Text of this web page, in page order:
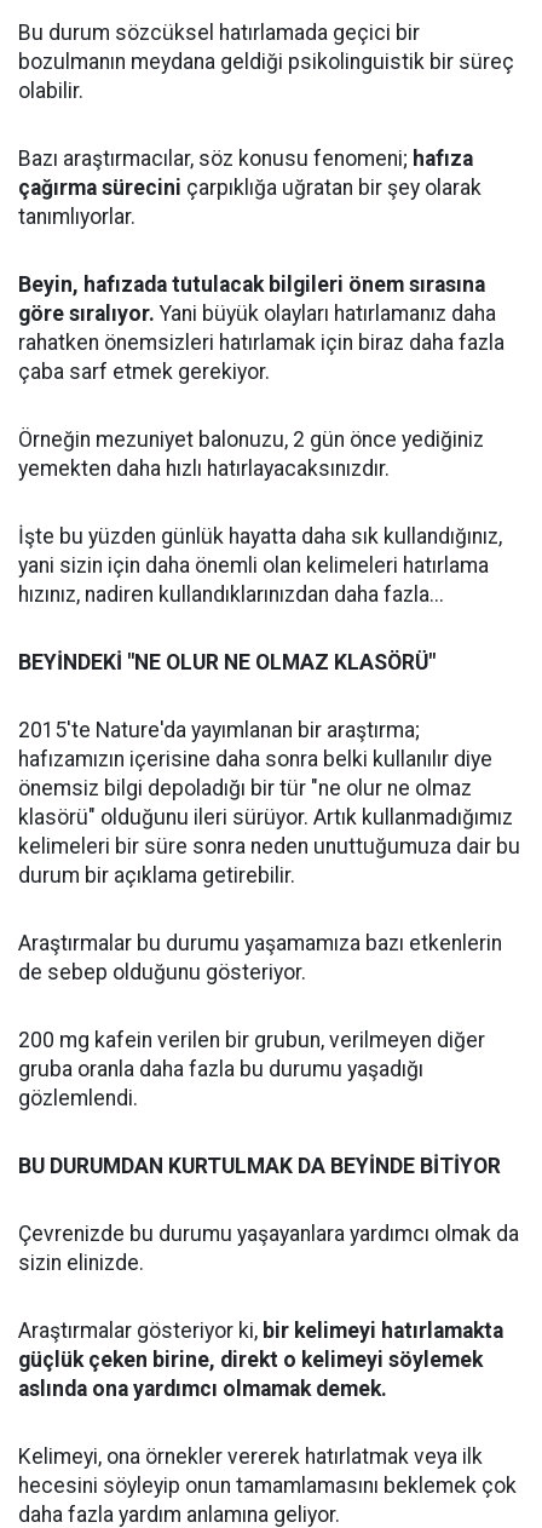
Bu durum sözcüksel hatırlamada geçici bir
bozulmanın meydana geldiği psikolinguistik bir süreç
olabilir.
Bazı araştırmacılar, söz konusu fenomeni; hafıza
çağırma sürecini çarpıklığa uğratan bir şey olarak
tanımlıyorlar.
Beyin, hafızada tutulacak bilgileri önem sırasına
göre sıralıyor. Yani büyük olayları hatırlamanız daha
rahatken önemsizleri hatırlamak için biraz daha fazla
çaba sarf etmek gerekiyor.
Örneğin mezuniyet balonuzu, 2 gün önce yediğiniz
yemekten daha hızlı hatırlayacaksınızdır.
İşte bu yüzden günlük hayatta daha sık kullandığınız,
yani sizin için daha önemli olan kelimeleri hatırlama
hızınız, nadiren kullandıklarınızdan daha fazla...
BEYİNDEKİ "NE OLUR NE OLMAZ KLASÖRÜ"
2015'te Nature'da yayımlanan bir araştırma;
hafızamızın içerisine daha sonra belki kullanılır diye
önemsiz bilgi depoladığı bir tür "ne olur ne olmaz
klasörü" olduğunu ileri sürüyor. Artık kullanmadığımız
kelimeleri bir süre sonra neden unuttuğumuza dair bu
durum bir açıklama getirebilir.
Araştırmalar bu durumu yaşamamıza bazı etkenlerin
de sebep olduğunu gösteriyor.
200 mg kafein verilen bir grubun, verilmeyen diğer
gruba oranla daha fazla bu durumu yaşadığı
gözlemlendi.
BU DURUMDAN KURTULMAK DA BEYİNDE BİTİYOR
Çevrenizde bu durumu yaşayanlara yardımcı olmak da
sizin elinizde.
Araştırmalar gösteriyor ki, bir kelimeyi hatırlamakta
güçlük çeken birine, direkt o kelimeyi söylemek
aslında ona yardımcı olmamak demek.
Kelimeyi, ona örnekler vererek hatırlatmak veya ilk
hecesini söyleyip onun tamamlamasını beklemek çok
daha fazla yardım anlamına geliyor.